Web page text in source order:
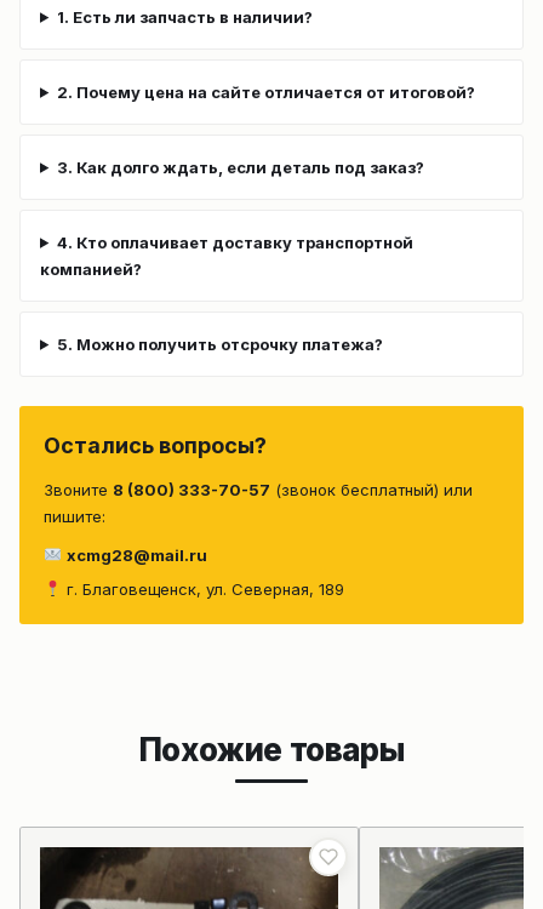
1. Есть ли запчасть в наличии?
2. Почему цена на сайте отличается от итоговой?
3. Как долго ждать, если деталь под заказ?
4. Кто оплачивает доставку транспортной
компанией?
5. Можно получить отсрочку платежа?
Остались вопросы?
Звоните 8 (800) 333-70-57 (звонок бесплатный) или
пишите:
xcmg28@mail.ru
г. Благовещенск, ул. Северная, 189
Похожие товары